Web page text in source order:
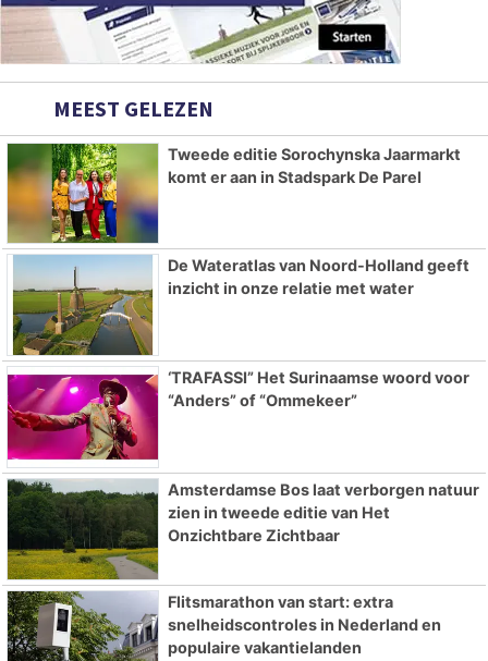
MEEST GELEZEN
Tweede editie Sorochynska Jaarmarkt
komt er aan in Stadspark De Parel
De Wateratlas van Noord-Holland geeft
inzicht in onze relatie met water
‘TRAFASSI” Het Surinaamse woord voor
“Anders” of “Ommekeer”
Amsterdamse Bos laat verborgen natuur
zien in tweede editie van Het
Onzichtbare Zichtbaar
Flitsmarathon van start: extra
snelheidscontroles in Nederland en
populaire vakantielanden